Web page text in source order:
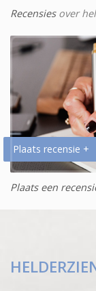
Recensiesover
Plaats recensie +
Plaats een